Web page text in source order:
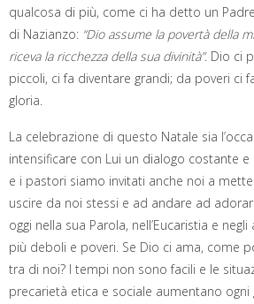
qualcosa di più, come ci ha detto un
di Nazianzo: “Dio assume la povertà della
riceva la ricchezza della sua divinità”. Dio ci
piccoli, ci fa diventare grandi; da poveri ci
gloria.
La celebrazione di questo Natale sia
intensificare con Lui un dialogo costante e
e i pastori siamo invitati anche noi a
uscire da noi stessi e ad andare ad
oggi nella sua Parola, nell’Eucaristia e
più deboli e poveri. Se Dio ci ama, come
tra di noi? I tempi non sono facili e le
precarietà etica e sociale aumentano ogni